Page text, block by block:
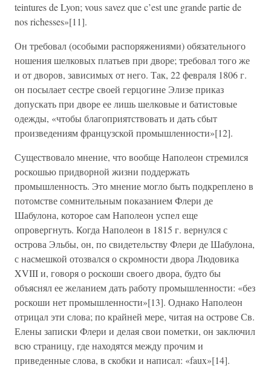
teintures de Lyon; vous savez que c’est une grande partie de
nos richesses»[11].
Он требовал (особыми распоряжениями) обязательного
ношения шелковых платьев при дворе; требовал того же
и от дворов, зависимых от него. Так, 22 февраля 1806 г.
он посылает сестре своей герцогине Элизе приказ
допускать при дворе ее лишь шелковые и батистовые
одежды, «чтобы благоприятствовать и дать сбыт
произведениям французской промышленности»[12].
Существовало мнение, что вообще Наполеон стремился
роскошью придворной жизни поддержать
промышленность. Это мнение могло быть подкреплено в
потомстве сомнительным показанием Флери де
Шабулона, которое сам Наполеон успел еще
опровергнуть. Когда Наполеон в 1815 г. вернулся с
острова Эльбы, он, по свидетельству Флери де Шабулона,
с насмешкой отозвался о скромности двора Людовика
XVIII и, говоря о роскоши своего двора, будто бы
объяснял ее желанием дать работу промышленности: «без
роскоши нет промышленности»[13]. Однако Наполеон
отрицал эти слова; по крайней мере, читая на острове Св.
Елены записки Флери и делая свои пометки, он заключил
всю страницу, где находятся между прочим и
приведенные слова, в скобки и написал: «faux»[14].